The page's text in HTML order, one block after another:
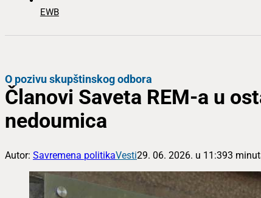
EWB
O pozivu skupštinskog odbora
Članovi Saveta REM-a u
nedoumica
Autor: Savremena politikaVesti29. 06. 2026. u 11:393